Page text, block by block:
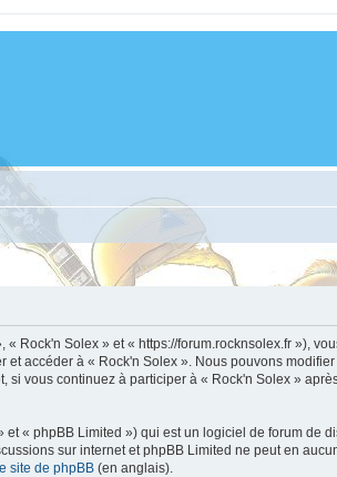
Rock'n Solex » et « https://forum.rocknsolex.fr »),
accéder à « Rock'n Solex ». Nous pouvons
vous continuez à participer à « Rock'n Solex »
« phpBB Limited ») qui est un logiciel de forum de
sur internet et phpBB Limited ne peut en
site de phpBB (en anglais).